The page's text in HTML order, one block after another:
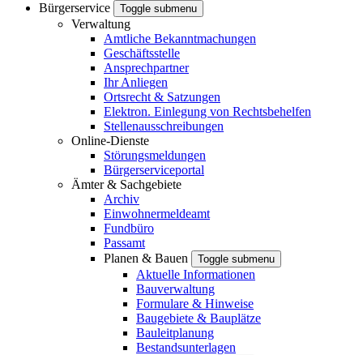
Bürgerservice
Toggle submenu
Verwaltung
Amtliche Bekanntmachungen
Geschäftsstelle
Ansprechpartner
Ihr Anliegen
Ortsrecht & Satzungen
Elektron. Einlegung von Rechtsbehelfen
Stellenausschreibungen
Online-Dienste
Störungsmeldungen
Bürgerserviceportal
Ämter & Sachgebiete
Archiv
Einwohnermeldeamt
Fundbüro
Passamt
Planen & Bauen
Toggle submenu
Aktuelle Informationen
Bauverwaltung
Formulare & Hinweise
Baugebiete & Bauplätze
Bauleitplanung
Bestandsunterlagen